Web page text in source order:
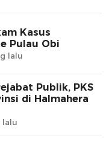
Pulau Obi
lalu
Publik, PKS
di Halmahera
lalu